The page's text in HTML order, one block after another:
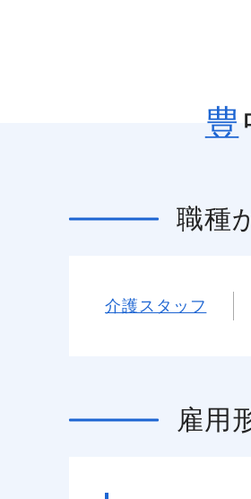
職種
介護スタッフ
雇用